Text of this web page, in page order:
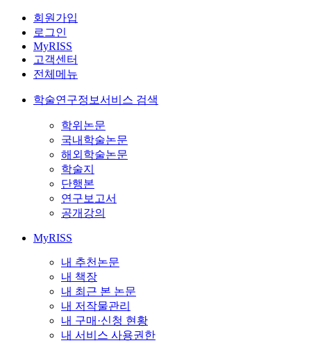
회원가입
로그인
MyRISS
고객센터
전체메뉴
학술연구정보서비스 검색
학위논문
국내학술논문
해외학술논문
학술지
단행본
연구보고서
공개강의
MyRISS
내 추천논문
내 책장
내 최근 본 논문
내 저작물관리
내 구매·신청 현황
내 서비스 사용권한